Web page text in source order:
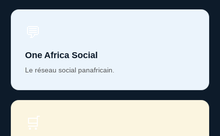
One Africa Social
Le réseau social panafricain.
🛒